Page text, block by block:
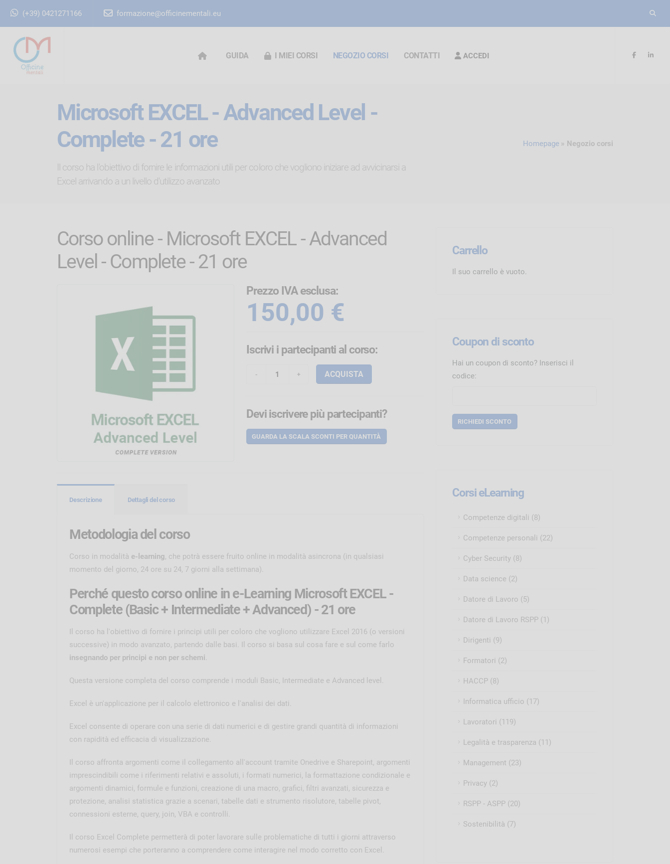
(+39) 0421271166 formazione@officinementali.eu
GUIDA I MIEI CORSI NEGOZIO CORSI CONTATTI ACCEDI
Microsoft EXCEL - Advanced Level -
Complete - 21 ore
Il corso ha l'obiettivo di fornire le informazioni utili per coloro che vogliono iniziare ad avvicinarsi a
Excel arrivando a un livello d'utilizzo avanzato
Homepage Negozio corsi
Corso online - Microsoft EXCEL - Advanced
Level - Complete - 21 ore
Prezzo IVA esclusa:
150,00 €
Iscrivi i partecipanti al corso:
ACQUISTA
Devi iscrivere più partecipanti?
GUARDA LA SCALA SCONTI PER QUANTITÀ
Descrizione Dettagli del corso
Metodologia del corso
Corso in modalità e-learning, che potrà essere fruito online in modalità asincrona (in qualsiasi
momento del giorno, 24 ore su 24, 7 giorni alla settimana).
Perché questo corso online in e-Learning Microsoft EXCEL -
Complete (Basic + Intermediate + Advanced) - 21 ore
Il corso ha l'obiettivo di fornire i principi utili per coloro che vogliono utilizzare Excel 2016 (o versioni
successive) in modo avanzato, partendo dalle basi. Il corso si basa sul cosa fare e sul come farlo
insegnando per principi e non per schemi.
Questa versione completa del corso comprende i moduli Basic, Intermediate e Advanced level.
Excel è un'applicazione per il calcolo elettronico e l'analisi dei dati.
Excel consente di operare con una serie di dati numerici e di gestire grandi quantità di informazioni
con rapidità ed efficacia di visualizzazione.
Il corso affronta argomenti come il collegamento all'account tramite Onedrive e Sharepoint, argomenti
imprescindibili come i riferimenti relativi e assoluti, i formati numerici, la formattazione condizionale e
argomenti dinamici, formule e funzioni, creazione di una macro, grafici, filtri avanzati, sicurezza e
protezione, analisi statistica grazie a scenari, tabelle dati e strumento risolutore, tabelle pivot,
connessioni esterne, query, join, VBA e controlli.
Il corso Excel Complete permetterà di poter lavorare sulle problematiche di tutti i giorni attraverso
numerosi esempi che porteranno a comprendere come interagire nel modo corretto con Excel.
Carrello
Il suo carrello è vuoto.
Coupon di sconto
Hai un coupon di sconto? Inserisci il
codice:
Corsi eLearning
Competenze digitali (8)
Competenze personali (22)
Cyber Security (8)
Data science (2)
Datore di Lavoro (5)
Datore di Lavoro RSPP (1)
Dirigenti (9)
Formatori (2)
HACCP (8)
Informatica ufficio (17)
Lavoratori (119)
Legalità e trasparenza (11)
Management (23)
Privacy (2)
RSPP - ASPP (20)
Sostenibilità (7)